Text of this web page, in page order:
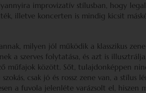
improvizatív stílusban, hogy
illetve koncerten is mindig kicsit
milyen jól működik a klasszikus
a szerves folytatása, és azt is
műfajok között. Sőt, tulajdonképpen
csak jó és rossz zene van, a stílus
a fuvola jelenléte varázsolt el, hiszen